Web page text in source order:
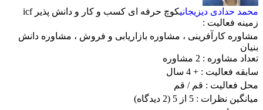
محمد حدادی دیزیجانیکوچ حرفه ای کسب و کار و دانش پذیر icf
زمینه فعالیت :
مشاوره کارآفرینی ، مشاوره بازاریابی و فروش ، مشاوره دانش
بنیان
تعداد مشاوره : 2 مشاوره
سابقه فعالیت : + 4 سال
محل فعالیت : قم/ قم
میانگین نظرات : 5 از 5
(2 دیدگاه)